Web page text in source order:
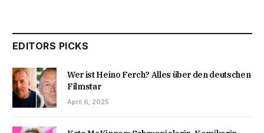
EDITORS PICKS
Wer ist Heino Ferch? Alles über den deutschen
Filmstar
April 6, 2025